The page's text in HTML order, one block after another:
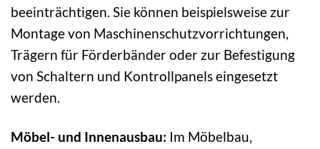
beeinträchtigen. Sie können beispielsweise zur
Montage von Maschinenschutzvorrichtungen,
Trägern für Förderbänder oder zur Befestigung
von Schaltern und Kontrollpanels eingesetzt
werden.
Möbel- und Innenausbau: Im Möbelbau,